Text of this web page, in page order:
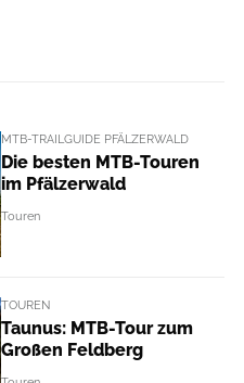
MTB-TRAILGUIDE PFÄLZERWALD
Die besten MTB-Touren
im Pfälzerwald
Touren
TOUREN
Taunus: MTB-Tour zum
Großen Feldberg